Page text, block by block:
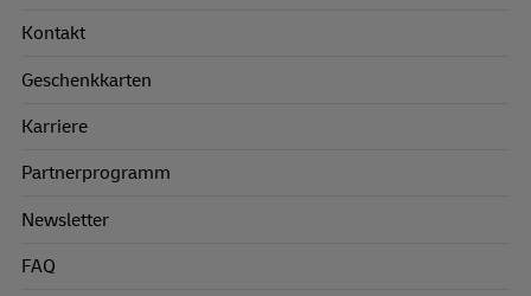
Kontakt
Geschenkkarten
Karriere
Partnerprogramm
Newsletter
FAQ